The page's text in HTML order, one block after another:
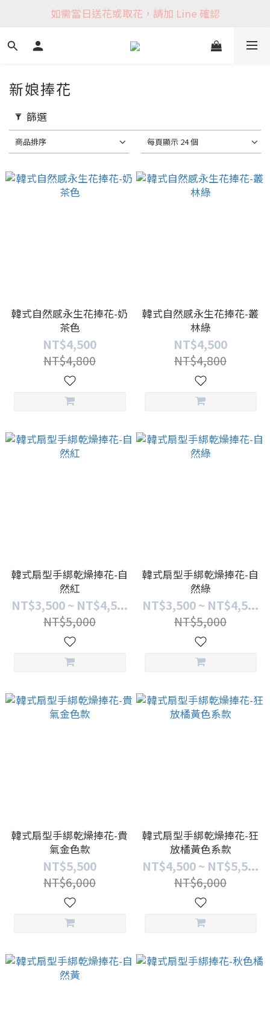
如需當日送花或取花，請加 Line 確認
新娘捧花
篩選
商品排序 每頁顯示 24 個
韓式自然感永生花捧花-奶
茶色
NT$4,500
NT$4,800
韓式自然感永生花捧花-叢
林綠
NT$4,500
NT$4,800
韓式扇型手綁乾燥捧花-自
然紅
NT$3,500 ~ NT$4,5...
NT$5,000
韓式扇型手綁乾燥捧花-自
然綠
NT$3,500 ~ NT$4,5...
NT$5,000
韓式扇型手綁乾燥捧花-貴
氣金色款
NT$5,500
NT$6,000
韓式扇型手綁乾燥捧花-狂
放橘黃色系款
NT$4,500 ~ NT$5,5...
NT$6,000